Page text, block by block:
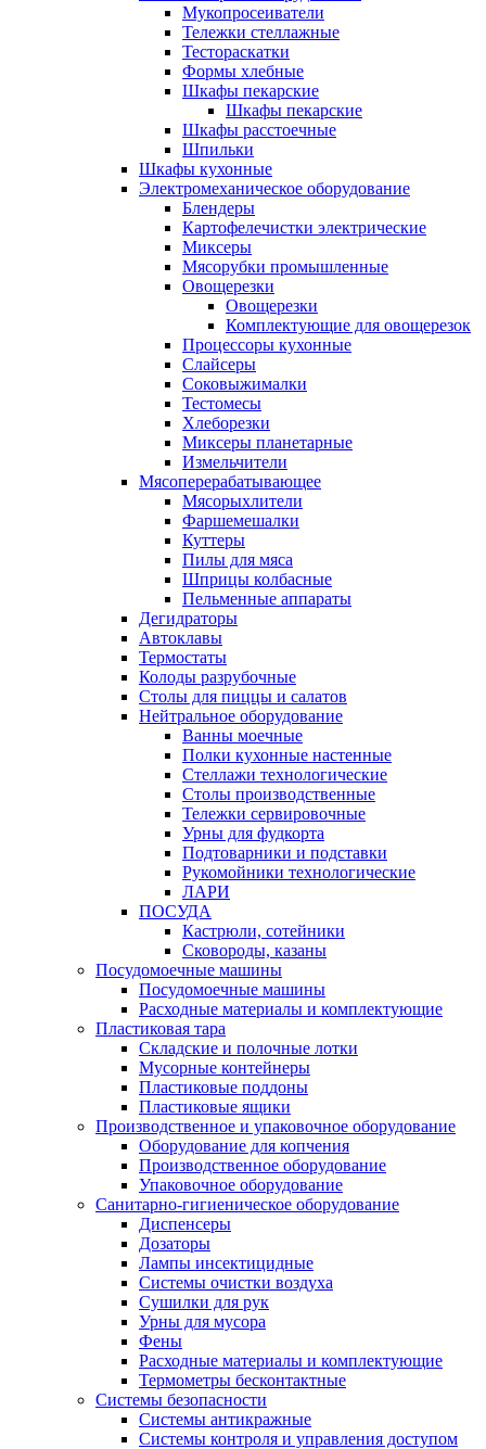
Мукопросеиватели
Тележки стеллажные
Тестораскатки
Формы хлебные
Шкафы пекарские
Шкафы пекарские
Шкафы расстоечные
Шпильки
Шкафы кухонные
Электромеханическое оборудование
Блендеры
Картофелечистки электрические
Миксеры
Мясорубки промышленные
Овощерезки
Овощерезки
Комплектующие для овощерезок
Процессоры кухонные
Слайсеры
Соковыжималки
Тестомесы
Хлеборезки
Миксеры планетарные
Измельчители
Мясоперерабатывающее
Мясорыхлители
Фаршемешалки
Куттеры
Пилы для мяса
Шприцы колбасные
Пельменные аппараты
Дегидраторы
Автоклавы
Термостаты
Колоды разрубочные
Столы для пиццы и салатов
Нейтральное оборудование
Ванны моечные
Полки кухонные настенные
Стеллажи технологические
Столы производственные
Тележки сервировочные
Урны для фудкорта
Подтоварники и подставки
Рукомойники технологические
ЛАРИ
ПОСУДА
Кастрюли, сотейники
Сковороды, казаны
Посудомоечные машины
Посудомоечные машины
Расходные материалы и комплектующие
Пластиковая тара
Складские и полочные лотки
Мусорные контейнеры
Пластиковые поддоны
Пластиковые ящики
Производственное и упаковочное оборудование
Оборудование для копчения
Производственное оборудование
Упаковочное оборудование
Санитарно-гигиеническое оборудование
Диспенсеры
Дозаторы
Лампы инсектицидные
Системы очистки воздуха
Сушилки для рук
Урны для мусора
Фены
Расходные материалы и комплектующие
Термометры бесконтактные
Системы безопасности
Системы антикражные
Системы контроля и управления доступом